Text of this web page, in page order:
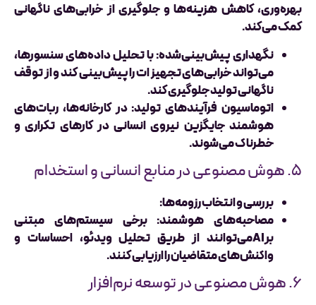
بهره‌وری، کاهش هزینه‌ها و جلوگیری از خرابی‌های ناگهانی
کمک می‌کند.
نگهداری پیش‌بینی‌شده:با تحلیل داده‌های سنسورها،
می‌تواند خرابی‌های تجهیزات را پیش‌بینی کند و از توقف
ناگهانی تولید جلوگیری کند.
اتوماسیون فرآیندهای تولید: در کارخانه‌ها، ربات‌های
هوشمند جایگزین نیروی انسانی در کارهای تکراری و
خطرناک می‌شوند.
۵. هوش مصنوعی در منابع انسانی و استخدام
بررسی و انتخاب رزومه‌ها:
مصاحبه‌های هوشمند:برخی سیستم‌های مبتنی
برAIمی‌توانند از طریق تحلیل ویدئو، احساسات و
واکنش‌های متقاضیان را ارزیابی کنند.
۶. هوش مصنوعی در توسعه نرم‌افزار